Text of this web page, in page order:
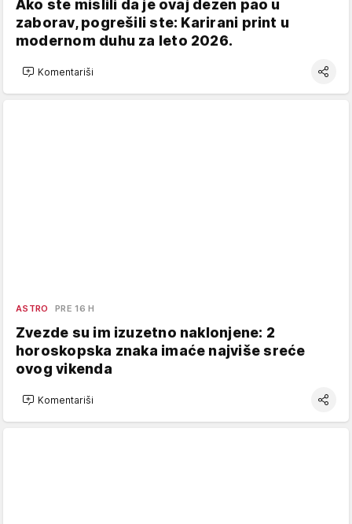
Ako ste mislili da je ovaj dezen pao u
zaborav, pogrešili ste: Karirani print u
modernom duhu za leto 2026.
Komentariši
ASTRO PRE 16 H
Zvezde su im izuzetno naklonjene: 2
horoskopska znaka imaće najviše sreće
ovog vikenda
Komentariši